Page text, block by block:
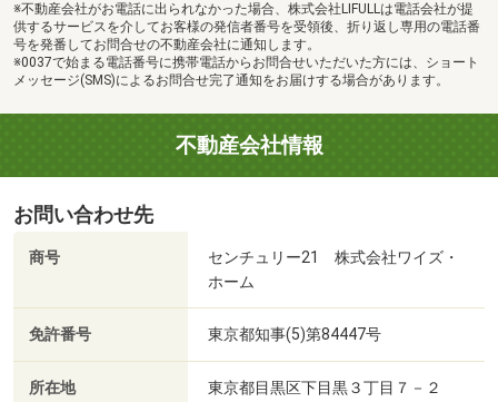
※不動産会社がお電話に出られなかった場合、株式会社LIFULLは電話会社が提
供するサービスを介してお客様の発信者番号を受領後、折り返し専用の電話番
号を発番してお問合せの不動産会社に通知します。
※0037で始まる電話番号に携帯電話からお問合せいただいた方には、ショート
メッセージ(SMS)によるお問合せ完了通知をお届けする場合があります。
不動産会社情報
お問い合わせ先
商号
センチュリー21 株式会社ワイズ・
ホーム
免許番号 東京都知事(5)第84447号
所在地 東京都目黒区下目黒３丁目７－２